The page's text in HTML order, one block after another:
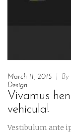
March 11, 2015 | By
Design
Vivamus
vehicula!
Vestibulum ante